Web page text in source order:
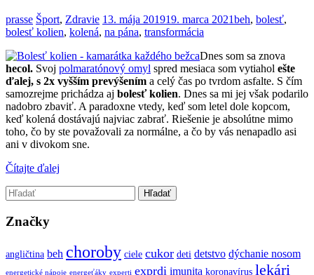
prasse Šport, Zdravie 13. mája 201919. marca 2021beh, bolesť,
bolesť kolien, kolená, na pána, transformácia
Dnes som sa znova
hecol. Svoj polmaratónový omyl spred mesiaca som vytiahol ešte
ďalej, s 2x vyšším prevýšením a celý čas po tvrdom asfalte. S čím
samozrejme prichádza aj bolesť kolien. Dnes sa mi jej však podarilo
nadobro zbaviť. A paradoxne vtedy, keď som letel dole kopcom,
keď kolená dostávajú najviac zabrať. Riešenie je absolútne mimo
toho, čo by ste považovali za normálne, a čo by vás nenapadlo asi
ani v divokom sne.
Čítajte ďalej
Značky
angličtina beh choroby ciele cukor deti detstvo dýchanie nosom
energetické nápoje energeťáky experti exprdi imunita koronavírus lekári